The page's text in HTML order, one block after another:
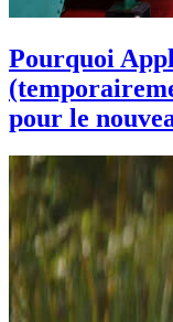
Pourquoi
pour le